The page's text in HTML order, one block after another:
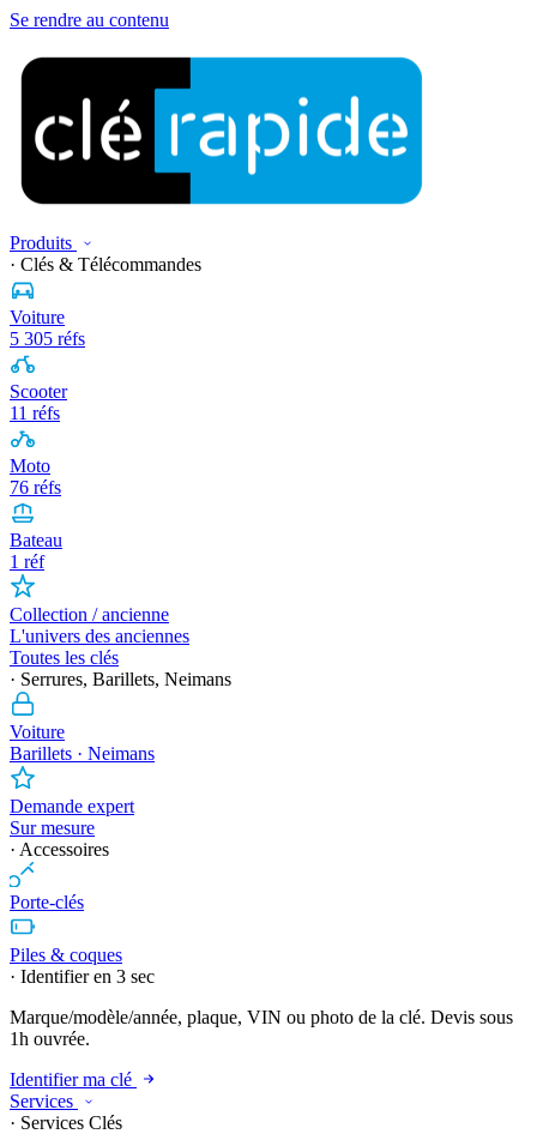
Se rendre au contenu
Produits
· Clés & Télécommandes
Voiture
5 305 réfs
Scooter
11 réfs
Moto
76 réfs
Bateau
1 réf
Collection / ancienne
L'univers des anciennes
Toutes les clés
· Serrures, Barillets, Neimans
Voiture
Barillets · Neimans
Demande expert
Sur mesure
· Accessoires
Porte-clés
Piles & coques
· Identifier en 3 sec
Marque/modèle/année, plaque, VIN ou photo de la clé. Devis sous
1h ouvrée.
Identifier ma clé
Services
· Services Clés